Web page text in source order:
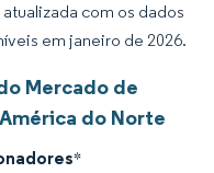
com os dados
em janeiro de 2026.
Mercado de
do Norte
*